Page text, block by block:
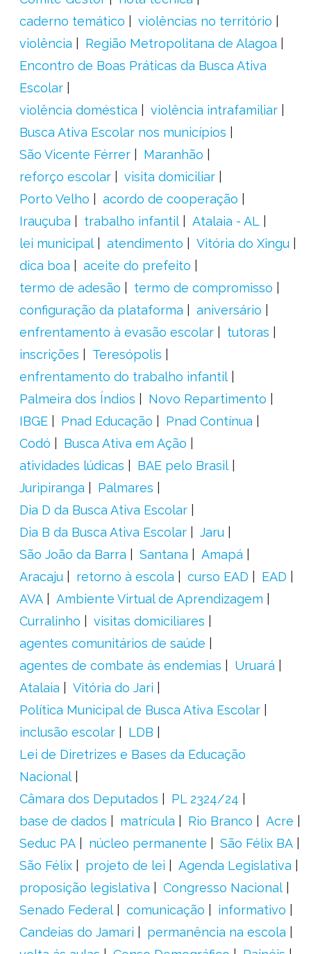
caderno temático
violências no território
violência
Região Metropolitana de Alagoa
Encontro de Boas Práticas da Busca Ativa
Escolar
violência doméstica
violência intrafamiliar
Busca Ativa Escolar nos municípios
São Vicente Férrer
Maranhão
reforço escolar
visita domiciliar
Porto Velho
acordo de cooperação
Irauçuba
trabalho infantil
Atalaia - AL
lei municipal
atendimento
Vitória do Xingu
dica boa
aceite do prefeito
termo de adesão
termo de compromisso
configuração da plataforma
aniversário
enfrentamento à evasão escolar
tutoras
inscrições
Teresópolis
enfrentamento do trabalho infantil
Palmeira dos Índios
Novo Repartimento
IBGE
Pnad Educação
Pnad Contínua
Codó
Busca Ativa em Ação
atividades lúdicas
BAE pelo Brasil
Juripiranga
Palmares
Dia D da Busca Ativa Escolar
Dia B da Busca Ativa Escolar
Jaru
São João da Barra
Santana
Amapá
Aracaju
retorno à escola curso EAD
EAD
AVA
Ambiente Virtual de Aprendizagem
Curralinho
visitas domiciliares
agentes comunitários de saúde
agentes de combate às endemias
Uruará
Atalaia
Vitória do Jari
Política Municipal de Busca Ativa Escolar
inclusão escolar
LDB
Lei de Diretrizes e Bases da Educação
Nacional
Câmara dos Deputados
PL 2324/24
base de dados
matrícula Rio Branco
Acre
Seduc PA
núcleo permanente
São Félix BA
São Félix
projeto de lei
Agenda Legislativa
proposição legislativa
Congresso Nacional
Senado Federal
comunicação
informativo
Candeias do Jamari
permanência na escola